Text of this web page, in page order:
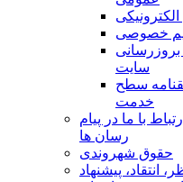
خصوصی
سایت
سطح
خدمت
ارتباط با ما در پیام
رسان ها
حقوق شهروندی
انتقاد، پیشنهاد